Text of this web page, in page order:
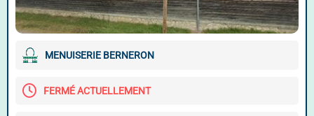
MENUISERIE BERNERON
FERMÉ ACTUELLEMENT